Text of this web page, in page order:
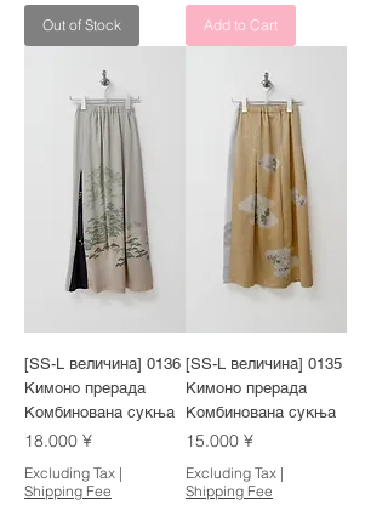
Out of Stock Add to Cart
[SS-L величина] 0136
Кимоно прерада
Комбинована сукња
Price
18.000 ¥
Excluding Tax |
Shipping Fee
[SS-L величина] 0135
Кимоно прерада
Комбинована сукња
Price
15.000 ¥
Excluding Tax |
Shipping Fee